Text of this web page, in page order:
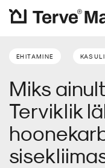
Koolitused
Kontakt
Aluskatted
Aluskatus
Plekk katus
Tuuletõkkeplaat
Katteplaadid
Tuuletõke
Soojustusvill
Soojustuspuiste
Sisesoojustus
Aurutõke
Õhutõke
Teibid
Kaablimansetid
Torumansetid
Kipskiudplaat
Tsementplaat
Põrandaplaadid
Tarvikud
EHITAMINE
Miks
Terviklik